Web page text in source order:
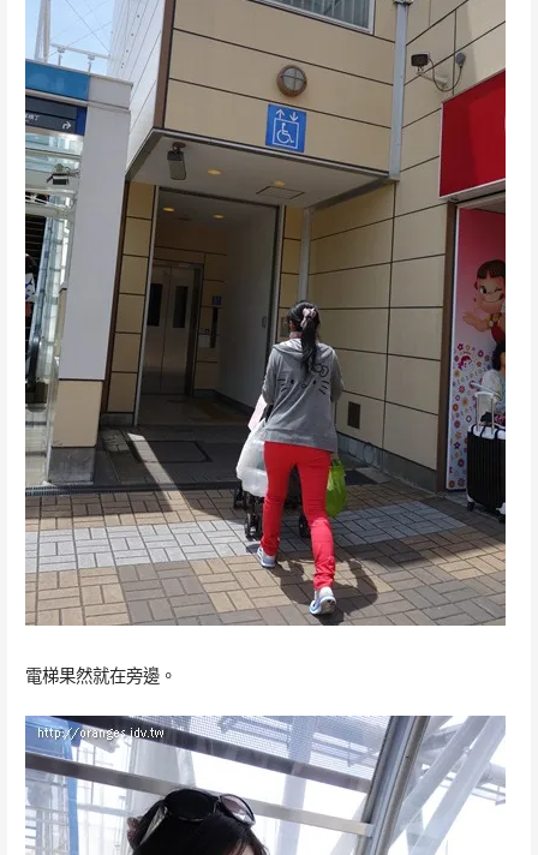
電梯果然就在旁邊。